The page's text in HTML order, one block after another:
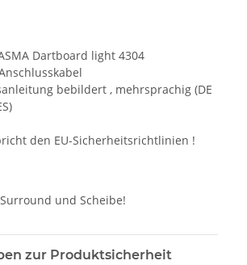
Dartboard light 4304
bebildert , mehrsprachig (DE
den EU-Sicherheitsrichtlinien !
und Scheibe!
zur Produktsicherheit